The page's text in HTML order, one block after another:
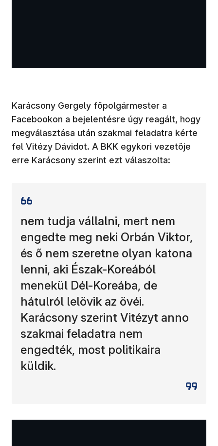
Karácsony Gergely főpolgármester a
Facebookon a bejelentésre úgy reagált, hogy
megválasztása után szakmai feladatra kérte
fel Vitézy Dávidot. A BKK egykori vezetője
erre Karácsony szerint ezt válaszolta:
nem tudja vállalni, mert nem
engedte meg neki Orbán Viktor,
és ő nem szeretne olyan katona
lenni, aki Észak-Koreából
menekül Dél-Koreába, de
hátulról lelövik az övéi.
Karácsony szerint Vitézyt anno
szakmai feladatra nem
engedték, most politikaira
küldik.